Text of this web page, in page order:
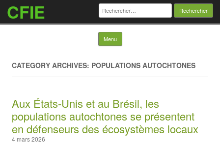
CFIE Rechercher :
Menu Skip to content
CATEGORY ARCHIVES: POPULATIONS AUTOCHTONES
Aux États-Unis et au Brésil, les
populations autochtones se présentent
en défenseurs des écosystèmes locaux
4 mars 2026